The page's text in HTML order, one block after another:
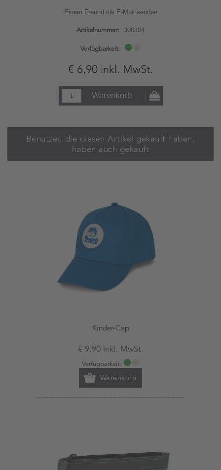
Einem Freund als E-Mail senden
Artikelnummer: 300304
Verfügbarkeit:
€ 6,90 inkl. MwSt.
Warenkorb
Benutzer, die diesen Artikel gekauft haben,
haben auch gekauft
Kinder-Cap
€ 9,90 inkl. MwSt.
Verfügbarkeit:
Warenkorb